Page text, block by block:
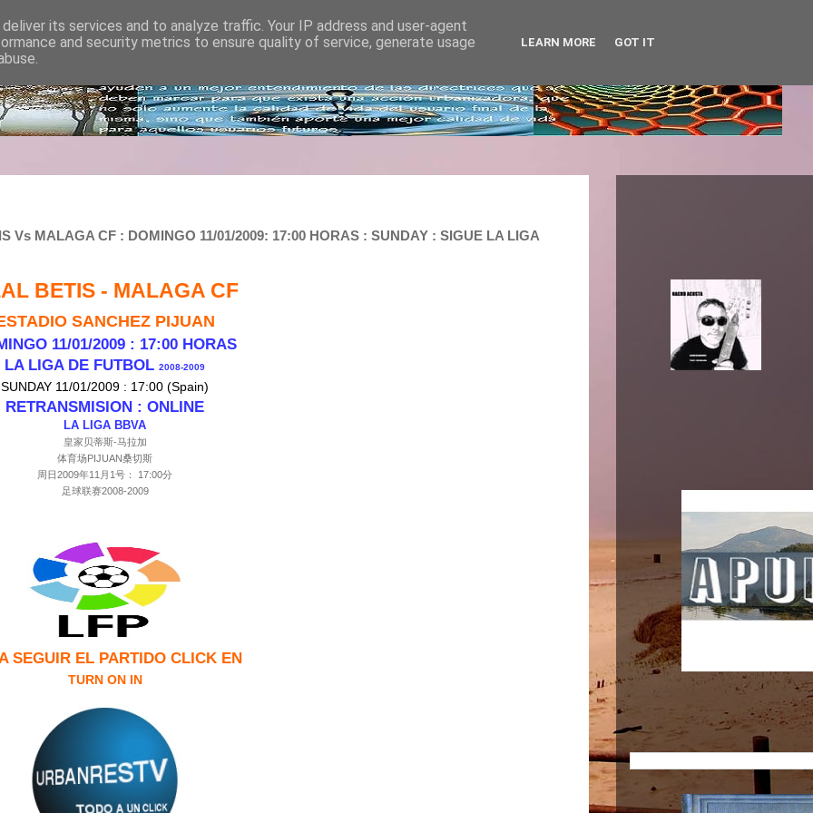
Vs MALAGA CF : DOMINGO 11/01/2009: 17:00 HORAS : SUNDAY : SIGUE LA LIGA
BETIS - MALAGA CF
SANCHEZ PIJUAN
11/01/2009 : 17:00 HORAS
LA LIGA DE FUTBOL 2008-2009
SUNDAY 11/01/2009 : 17:00 (Spain)
RETRANSMISION : ONLINE
LA LIGA BBVA
皇家贝蒂斯-马拉加
体育场PIJUAN桑切斯
周日2009年11月1号： 17:00分
足球联赛2008-2009
SEGUIR EL PARTIDO CLICK EN
TURN ON IN
its services and to analyze traffic. Your IP address and user-agent
and security metrics to ensure quality of service, generate usage
LEARN MORE GOT IT